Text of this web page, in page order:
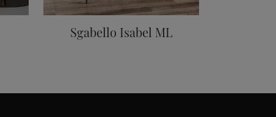
Sgabello Isabel ML